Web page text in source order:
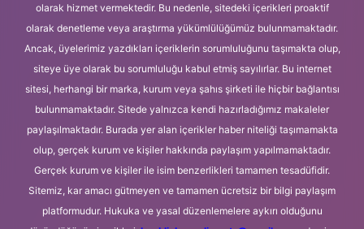
olarak hizmet vermektedir. Bu nedenle, sitedeki içerikleri proaktif
olarak denetleme veya araştırma yükümlülüğümüz bulunmamaktadır.
Ancak, üyelerimiz yazdıkları içeriklerin sorumluluğunu taşımakta olup,
siteye üye olarak bu sorumluluğu kabul etmiş sayılırlar. Bu internet
sitesi, herhangi bir marka, kurum veya şahıs şirketi ile hiçbir bağlantısı
bulunmamaktadır. Sitede yalnızca kendi hazırladığımız makaleler
paylaşılmaktadır. Burada yer alan içerikler haber niteliği taşımamakta
olup, gerçek kurum ve kişiler hakkında paylaşım yapılmamaktadır.
Gerçek kurum ve kişiler ile isim benzerlikleri tamamen tesadüfidir.
Sitemiz, kar amacı gütmeyen ve tamamen ücretsiz bir bilgi paylaşım
platformudur. Hukuka ve yasal düzenlemelere aykırı olduğunu